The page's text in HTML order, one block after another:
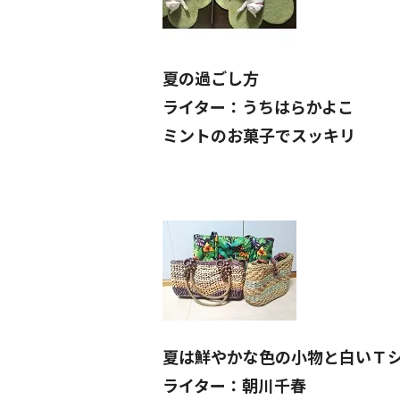
夏の過ごし方
ライター：うちはらかよこ
ミントのお菓子でスッキリ
夏は鮮やかな色の小物と白いＴ
ライター：朝川千春